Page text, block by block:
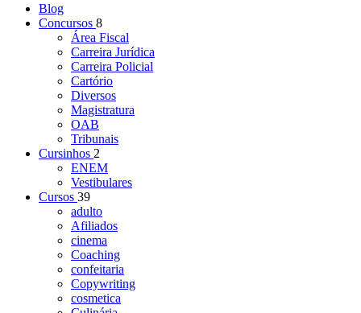
Blog
Concursos 8
Área Fiscal
Carreira Jurídica
Carreira Policial
Cartório
Diversos
Magistratura
OAB
Tribunais
Cursinhos 2
ENEM
Vestibulares
Cursos 39
adulto
Afiliados
cinema
Coaching
confeitaria
Copywriting
cosmetica